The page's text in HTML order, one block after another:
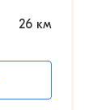
26 км